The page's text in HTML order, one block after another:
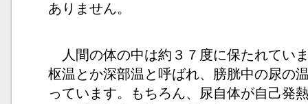
ありません。
人間の体の中は約３７度に保たれてい
枢温とか深部温と呼ばれ、膀胱中の尿の
っています。もちろん、尿自体が自己発